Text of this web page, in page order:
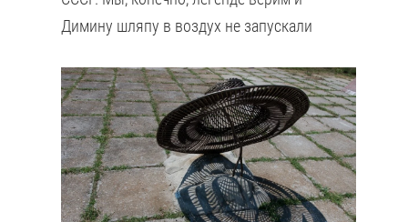
Димину шляпу в воздух не запускали